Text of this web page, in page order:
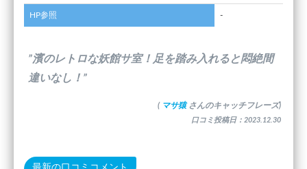
HP参照 -
”濱のレトロな妖館サ室！足を踏み入れると悶絶間
違いなし！”
( マサ猿 さんのキャッチフレーズ)
口コミ投稿日：2023.12.30